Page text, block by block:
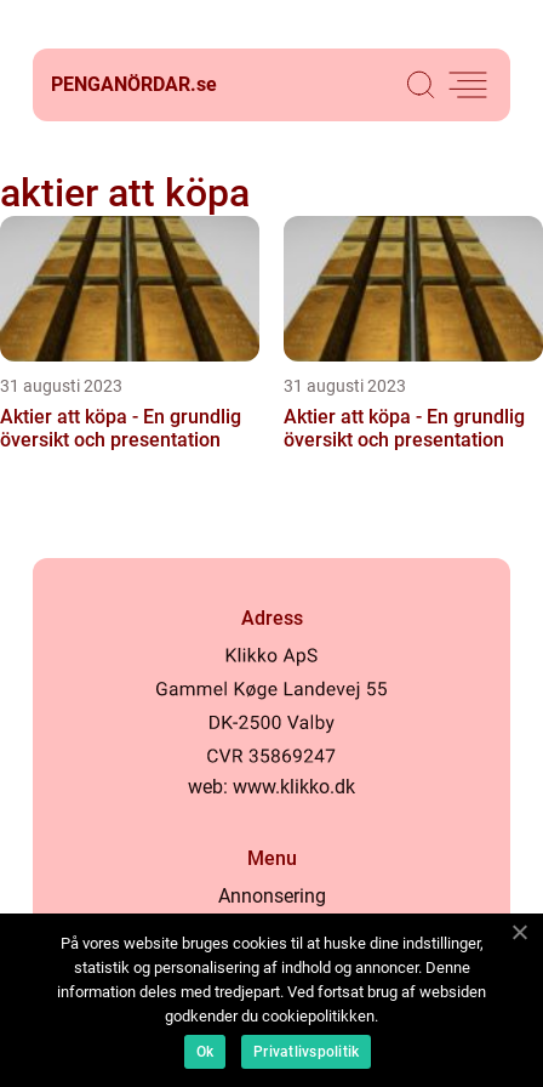
PENGANÖRDAR.se
aktier att köpa
31 augusti 2023
Aktier att köpa - En grundlig
översikt och presentation
31 augusti 2023
Aktier att köpa - En grundlig
översikt och presentation
Adress
web: www.klikko.dk
Menu
Annonsering
Cookies
Kontakta oss
Sitemap
På vores website bruges cookies til at huske dine indstillinger,
statistik og personalisering af indhold og annoncer. Denne
information deles med tredjepart. Ved fortsat brug af websiden
godkender du cookiepolitikken.
Ok Privatlivspolitik